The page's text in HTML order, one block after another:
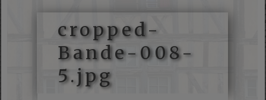
cropped-
Bande-008-
5.jpg